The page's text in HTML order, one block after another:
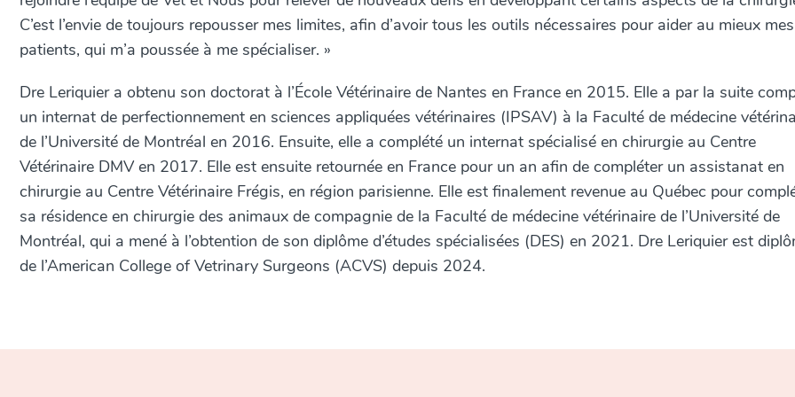
C’est l’envie de toujours repousser mes limites, afin d’avoir tous les outils nécessaires pour aider au mieux mes
patients, qui m’a poussée à me spécialiser. »
Dre Leriquier a obtenu son doctorat à l’École Vétérinaire de Nantes en France en 2015. Elle a par la suite
un internat de perfectionnement en sciences appliquées vétérinaires (IPSAV) à la Faculté de médecine
de l’Université de Montréal en 2016. Ensuite, elle a complété un internat spécialisé en chirurgie au Centre
Vétérinaire DMV en 2017. Elle est ensuite retournée en France pour un an afin de compléter un assistanat en
chirurgie au Centre Vétérinaire Frégis, en région parisienne. Elle est finalement revenue au Québec pour
sa résidence en chirurgie des animaux de compagnie de la Faculté de médecine vétérinaire de l’Université de
Montréal, qui a mené à l’obtention de son diplôme d’études spécialisées (DES) en 2021. Dre Leriquier est
de l’American College of Vetrinary Surgeons (ACVS) depuis 2024.